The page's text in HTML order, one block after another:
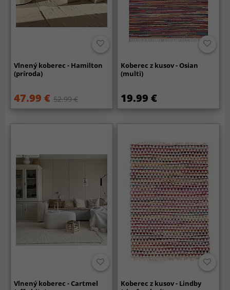
Vlnený koberec - Hamilton
(príroda)
47.99 € 52.99 €
Koberec z kusov - Osian
(multi)
19.99 €
Vlnený koberec - Cartmel
Koberec z kusov - Lindby